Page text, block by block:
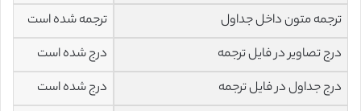
ترجمه متون داخل جداول
ترجمه شده است
درج تصاویر در فایل ترجمه
درج شده است
درج جداول در فایل ترجمه
درج شده است